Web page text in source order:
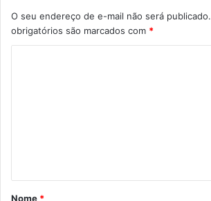
O seu endereço de e-mail não será publicado.
obrigatórios são marcados com *
á
Nome *